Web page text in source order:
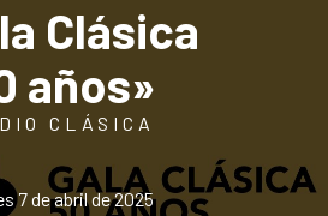
Clásica
años»
CLÁSICA
7 de abril de 2025